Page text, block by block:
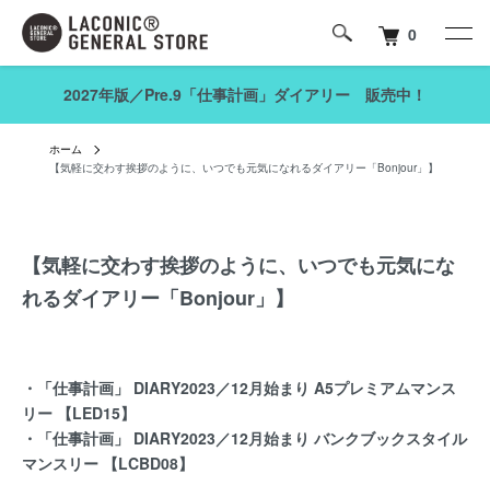
0
2027年版／Pre.9「仕事計画」ダイアリー 販売中！
ホーム
【気軽に交わす挨拶のように、いつでも元気になれるダイアリー「Bonjour」】
【気軽に交わす挨拶のように、いつでも元気にな
れるダイアリー「Bonjour」】
・「仕事計画」 DIARY2023／12月始まり A5プレミアムマンス
リー 【LED15】
・「仕事計画」 DIARY2023／12月始まり バンクブックスタイル
マンスリー 【LCBD08】